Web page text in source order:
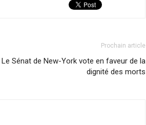
Prochain article
Le Sénat de New-York vote en faveur de la
dignité des morts